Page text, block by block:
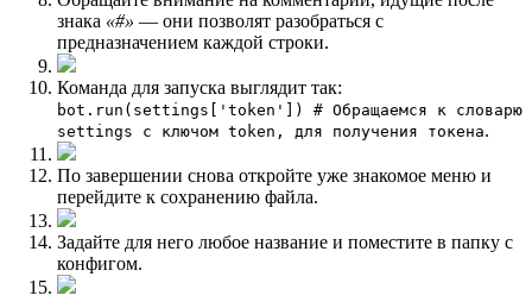
знака «#» — они позволят разобраться с
предназначением каждой строки.
Команда для запуска выглядит так:
bot.run(settings['token']) # Обращаемся к словарю
settings с ключом token, для получения токена.
По завершении снова откройте уже знакомое меню и
перейдите к сохранению файла.
Задайте для него любое название и поместите в папку с
конфигом.